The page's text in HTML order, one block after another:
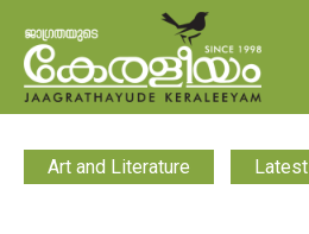
Art and Literature Latest